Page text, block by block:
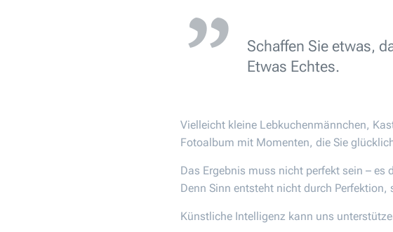
Schaffen Sie etwas,
Etwas Echtes.
Vielleicht kleine Lebkuchenmännchen,
Fotoalbum mit Momenten, die Sie
Das Ergebnis muss nicht perfekt sein – es
Denn Sinn entsteht nicht durch Perfektion,
Künstliche Intelligenz kann uns